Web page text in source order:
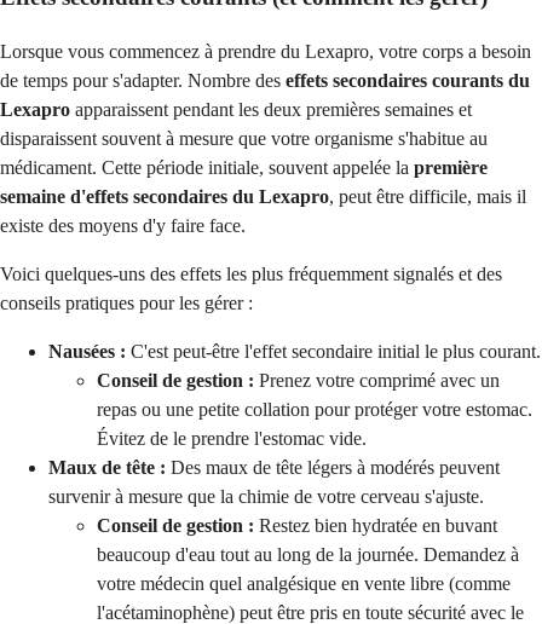
Lorsque vous commencez à prendre du Lexapro, votre corps a besoin
de temps pour s'adapter. Nombre des effets secondaires courants du
Lexapro apparaissent pendant les deux premières semaines et
disparaissent souvent à mesure que votre organisme s'habitue au
médicament. Cette période initiale, souvent appelée la première
semaine d'effets secondaires du Lexapro, peut être difficile, mais il
existe des moyens d'y faire face.
Voici quelques-uns des effets les plus fréquemment signalés et des
conseils pratiques pour les gérer :
Nausées : C'est peut-être l'effet secondaire initial le plus courant.
Conseil de gestion : Prenez votre comprimé avec un
repas ou une petite collation pour protéger votre estomac.
Évitez de le prendre l'estomac vide.
Maux de tête : Des maux de tête légers à modérés peuvent
survenir à mesure que la chimie de votre cerveau s'ajuste.
Conseil de gestion : Restez bien hydratée en buvant
beaucoup d'eau tout au long de la journée. Demandez à
votre médecin quel analgésique en vente libre (comme
l'acétaminophène) peut être pris en toute sécurité avec le